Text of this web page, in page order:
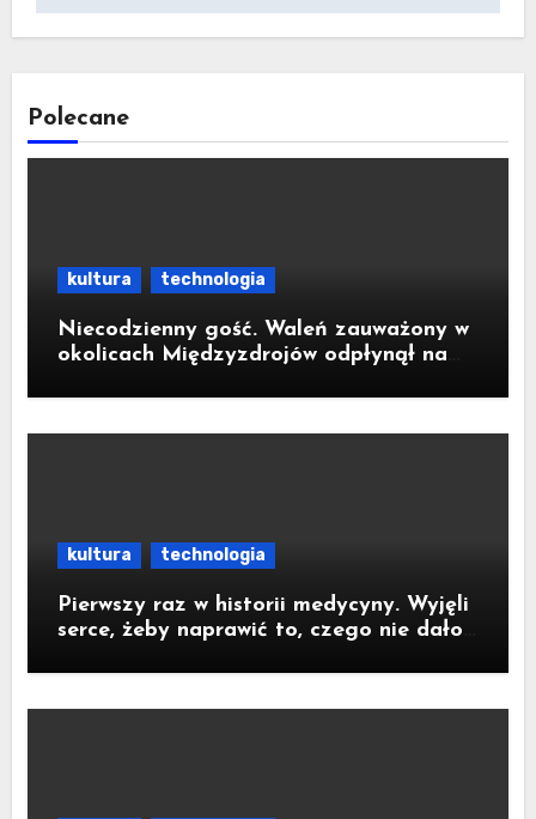
Polecane
kultura technologia
Niecodzienny gość. Waleń zauważony w
okolicach Międzyzdrojów odpłynął na
kultura technologia
Pierwszy raz w historii medycyny. Wyjęli
serce, żeby naprawić to, czego nie dało